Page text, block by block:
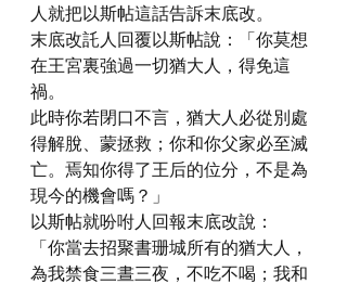
人就把以斯帖這話告訴末底改。
末底改託人回覆以斯帖說：「你莫想
在王宮裏強過一切猶大人，得免這
禍。
此時你若閉口不言，猶大人必從別處
得解脫、蒙拯救；你和你父家必至滅
亡。焉知你得了王后的位分，不是為
現今的機會嗎？」
以斯帖就吩咐人回報末底改說：
「你當去招聚書珊城所有的猶大人，
為我禁食三晝三夜，不吃不喝；我和